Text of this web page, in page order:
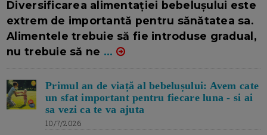
Diversificarea alimentației bebelușului este
extrem de importantă pentru sănătatea sa.
Alimentele trebuie să fie introduse gradual,
nu trebuie să ne ...
Primul an de viață al bebelușului: Avem cate
un sfat important pentru fiecare luna - si ai
sa vezi ca te va ajuta
10/7/2026